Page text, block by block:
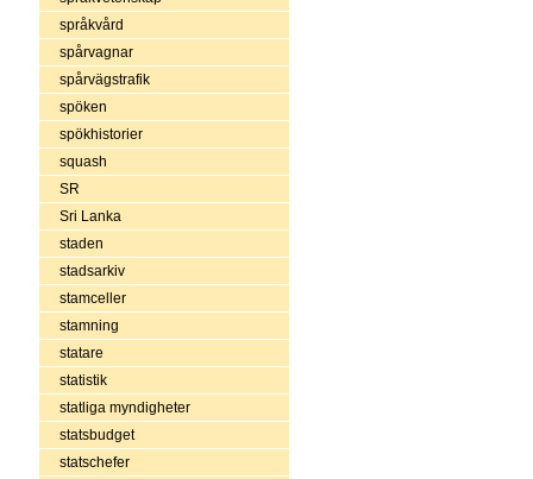
språkvård
spårvagnar
spårvägstrafik
spöken
spökhistorier
squash
SR
Sri Lanka
staden
stadsarkiv
stamceller
stamning
statare
statistik
statliga myndigheter
statsbudget
statschefer